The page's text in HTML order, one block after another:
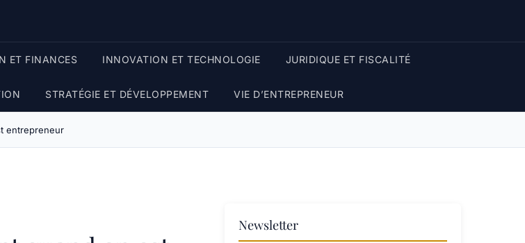
ET FINANCES INNOVATION ET TECHNOLOGIE JURIDIQUE ET FISCALITÉ
STRATÉGIE ET DÉVELOPPEMENT VIE D’ENTREPRENEUR
entrepreneur
Newsletter